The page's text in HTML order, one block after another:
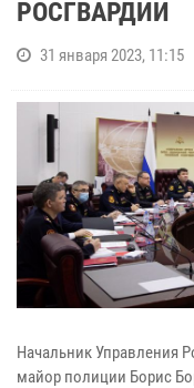
РОСГВАРДИИ
31 января 2023, 11:15
Начальник Управления
майор полиции Борис